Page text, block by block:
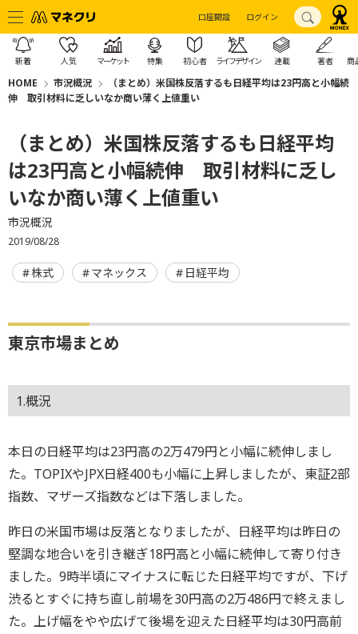
口座開設 ログイン
新着 人気 マーケット 特集 初心者 ライフデザイン 連載 著者 商
HOME 市況概況
（まとめ）米国株反落するも日経平均は23円高と小幅続
伸 取引材料に乏しいなか商い薄く上値重い
（まとめ）米国株反落するも日経平均
は23円高と小幅続伸 取引材料に乏し
いなか商い薄く上値重い
市況概況
2019/08/28
株式 マネックス 日経平均
東京市場まとめ
1.概況
本日の日経平均は23円高の2万479円と小幅に続伸しまし
た。TOPIXやJPX日経400も小幅に上昇しましたが、東証2部
指数、マザーズ指数などは下落しました。
昨日の米国市場は反落となりましたが、日経平均は昨日の
堅調な地合いを引き継ぎ18円高と小幅に続伸して寄り付き
ました。9時半頃にマイナスに転じた日経平均ですが、下げ
渋るとすぐに持ち直し前場を30円高の2万486円で終えまし
た。上げ幅をやや広げて後場を迎えた日経平均は30円高前